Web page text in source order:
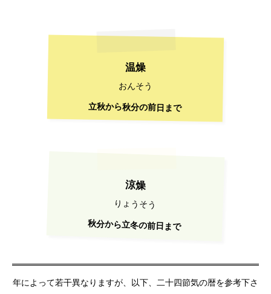
温燥
おんそう
立秋から秋分の前日まで
涼燥
りょうそう
秋分から立冬の前日まで
年によって若干異なりますが、以下、二十四節気の暦を参考下さ